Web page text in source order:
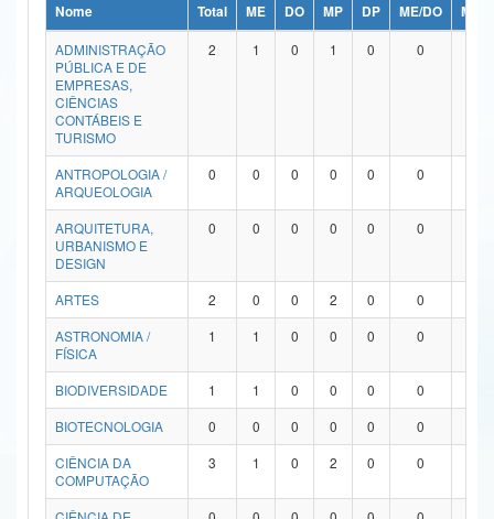
Ministério da Ciência, Tecnologia, Inovações e Comunicações
Ministério do Meio Ambiente
Ministério do Turismo
Ministério do Desenvolvimento Regional
Controladoria-Geral da União
Ministério da Mulher, da Família e dos Direitos Humanos
Secretaria de Governo
Advocacia-Geral da União
Banco Central do Brasil
Nome Total ME DO MP DP ME/DO
MP/
ADMINISTRAÇÃO
PÚBLICA E DE
EMPRESAS,
CIÊNCIAS
CONTÁBEIS E
TURISMO
2 1 0 1 0 0
ANTROPOLOGIA /
ARQUEOLOGIA
0 0 0 0 0 0
ARQUITETURA,
URBANISMO E
DESIGN
0 0 0 0 0 0
ARTES 2 0 0 2 0 0
ASTRONOMIA /
FÍSICA
1 1 0 0 0 0
BIODIVERSIDADE 1 1 0 0 0 0
BIOTECNOLOGIA
0 0 0 0 0 0
CIÊNCIA DA
COMPUTAÇÃO
3 1 0 2 0 0